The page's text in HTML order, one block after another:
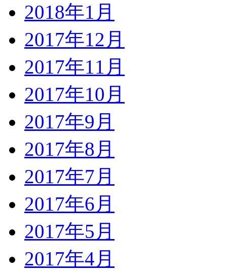
2018年1月
2017年12月
2017年11月
2017年10月
2017年9月
2017年8月
2017年7月
2017年6月
2017年5月
2017年4月